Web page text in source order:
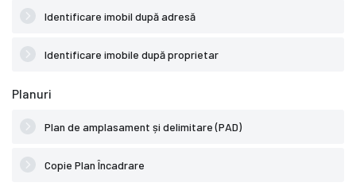
Identificare imobil după adresă
Identificare imobile după proprietar
Planuri
Plan de amplasament și delimitare (PAD)
Copie Plan Încadrare